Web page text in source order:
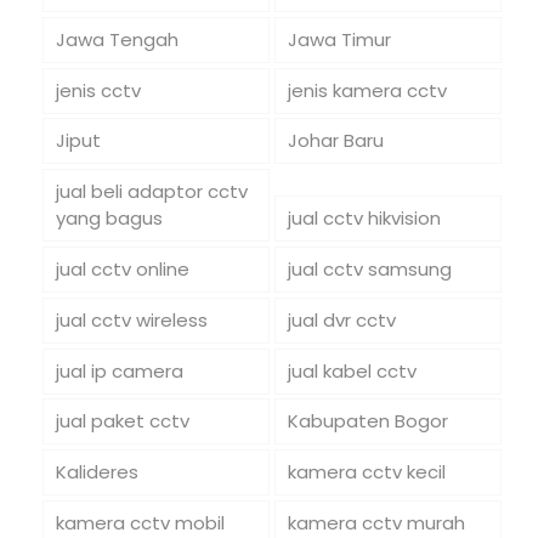
Jawa Tengah
Jawa Timur
jenis cctv
jenis kamera cctv
Jiput
Johar Baru
jual beli adaptor cctv
yang bagus
jual cctv hikvision
jual cctv online
jual cctv samsung
jual cctv wireless
jual dvr cctv
jual ip camera
jual kabel cctv
jual paket cctv
Kabupaten Bogor
Kalideres
kamera cctv kecil
kamera cctv mobil
kamera cctv murah